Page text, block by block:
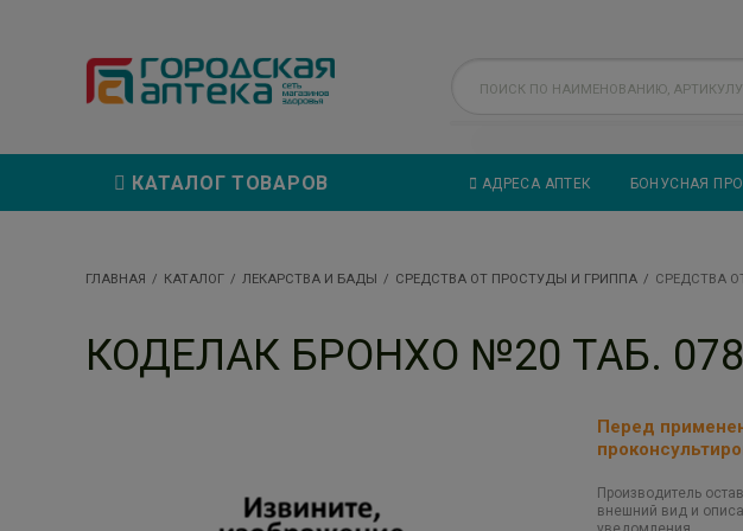
АДРЕСА АПТЕК БОНУСНАЯ
КАТАЛОГ ТОВАРОВ
ГЛАВНАЯ КАТАЛОГ ЛЕКАРСТВА И БАДЫ СРЕДСТВА ОТ ПРОСТУДЫ И ГРИППА СРЕДСТВА
КОДЕЛАК БРОНХО №20 ТАБ.
Перед
Производитель
внешний вид и